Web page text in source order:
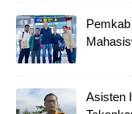
Asisten